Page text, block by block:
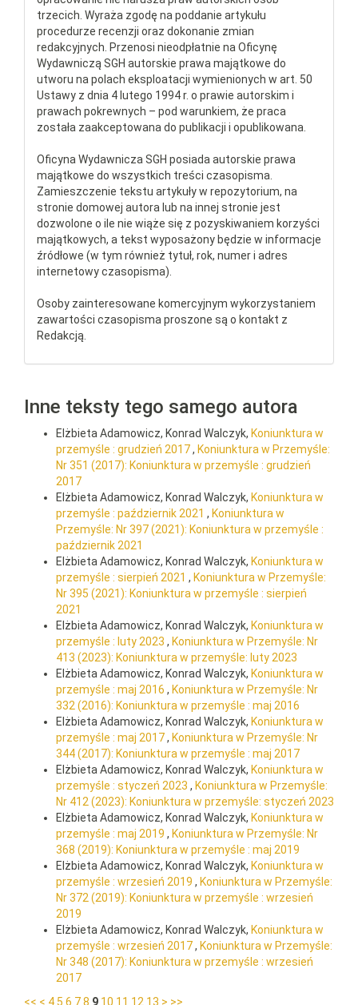
trzecich. Wyraża zgodę na poddanie artykułu
procedurze recenzji oraz dokonanie zmian
redakcyjnych. Przenosi nieodpłatnie na Oficynę
Wydawniczą SGH autorskie prawa majątkowe do
utworu na polach eksploatacji wymienionych w art. 50
Ustawy z dnia 4 lutego 1994 r. o prawie autorskim i
prawach pokrewnych – pod warunkiem, że praca
została zaakceptowana do publikacji i opublikowana.
Oficyna Wydawnicza SGH posiada autorskie prawa
majątkowe do wszystkich treści czasopisma.
Zamieszczenie tekstu artykuły w repozytorium, na
stronie domowej autora lub na innej stronie jest
dozwolone o ile nie wiąże się z pozyskiwaniem korzyści
majątkowych, a tekst wyposażony będzie w informacje
źródłowe (w tym również tytuł, rok, numer i adres
internetowy czasopisma).
Osoby zainteresowane komercyjnym wykorzystaniem
zawartości czasopisma proszone są o kontakt z
Redakcją.
Inne teksty tego samego autora
Elżbieta Adamowicz, Konrad Walczyk, Koniunktura w
przemyśle : grudzień 2017, Koniunktura w Przemyśle:
Nr 351 (2017): Koniunktura w przemyśle : grudzień
2017
Elżbieta Adamowicz, Konrad Walczyk, Koniunktura w
przemyśle : październik 2021 , Koniunktura w
Przemyśle: Nr 397 (2021): Koniunktura w przemyśle :
październik 2021
Elżbieta Adamowicz, Konrad Walczyk, Koniunktura w
przemyśle : sierpień 2021 , Koniunktura w Przemyśle:
Nr 395 (2021): Koniunktura w przemyśle : sierpień
2021
Elżbieta Adamowicz, Konrad Walczyk, Koniunktura w
przemyśle : luty 2023 , Koniunktura w Przemyśle: Nr
413 (2023): Koniunktura w przemyśle: luty 2023
Elżbieta Adamowicz, Konrad Walczyk, Koniunktura w
przemyśle : maj 2016 , Koniunktura w Przemyśle: Nr
332 (2016): Koniunktura w przemyśle : maj 2016
Elżbieta Adamowicz, Konrad Walczyk, Koniunktura w
przemyśle : maj 2017, Koniunktura w Przemyśle: Nr
344 (2017): Koniunktura w przemyśle : maj 2017
Elżbieta Adamowicz, Konrad Walczyk, Koniunktura w
przemyśle : styczeń 2023 , Koniunktura w Przemyśle:
Nr 412 (2023): Koniunktura w przemyśle: styczeń 2023
Elżbieta Adamowicz, Konrad Walczyk, Koniunktura w
przemyśle : maj 2019 , Koniunktura w Przemyśle: Nr
368 (2019): Koniunktura w przemyśle : maj 2019
Elżbieta Adamowicz, Konrad Walczyk, Koniunktura w
przemyśle : wrzesień 2019 , Koniunktura w Przemyśle:
Nr 372 (2019): Koniunktura w przemyśle : wrzesień
2019
Elżbieta Adamowicz, Konrad Walczyk, Koniunktura w
przemyśle : wrzesień 2017, Koniunktura w Przemyśle:
Nr 348 (2017): Koniunktura w przemyśle : wrzesień
2017
<< < 4 5 6 78 9 10 11 12 13 > >>